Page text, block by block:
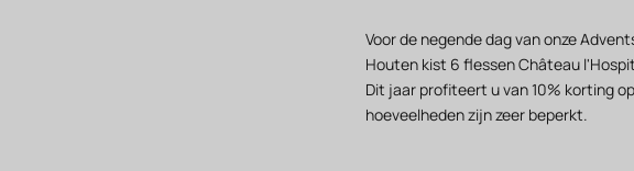
Voor de negende dag van onze
Houten kist 6 flessen Château
Dit jaar profiteert u van 10% korting
hoeveelheden zijn zeer beperkt.